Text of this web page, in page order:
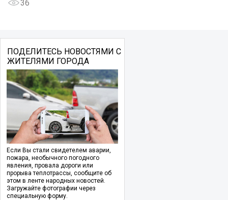
36
ПОДЕЛИТЕСЬ НОВОСТЯМИ С
ЖИТЕЛЯМИ ГОРОДА
Если Вы стали свидетелем аварии,
пожара, необычного погодного
явления, провала дороги или
прорыва теплотрассы, сообщите об
этом в ленте народных новостей.
Загружайте фотографии через
специальную форму.